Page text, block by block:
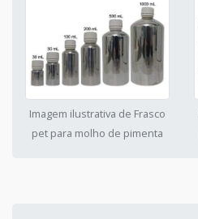
Imagem ilustrativa de Frasco
pet para molho de pimenta